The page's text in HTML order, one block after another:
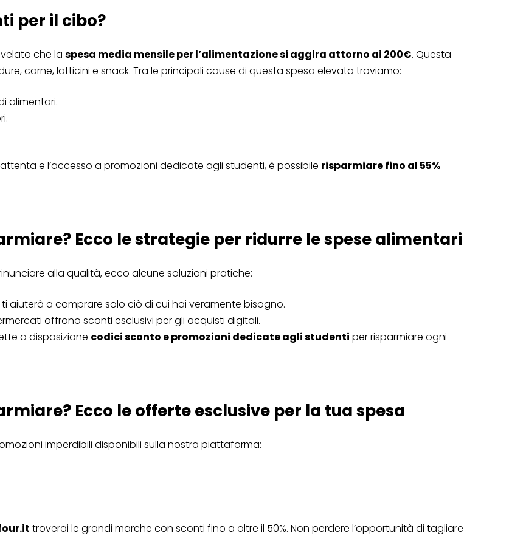
per il cibo?
che la spesa media mensile per l’alimentazione si aggira attorno ai 200€. Questa
carne, latticini e snack. Tra le principali cause di questa spesa elevata troviamo:
alimentari.
e l’accesso a promozioni dedicate agli studenti, è possibile risparmiare fino al 55%
Ecco le strategie per ridurre le spese alimentari
alla qualità, ecco alcune soluzioni pratiche:
aiuterà a comprare solo ciò di cui hai veramente bisogno.
offrono sconti esclusivi per gli acquisti digitali.
a disposizione codici sconto e promozioni dedicate agli studenti per risparmiare ogni
Ecco le offerte esclusive per la tua spesa
imperdibili disponibili sulla nostra piattaforma:
troverai le grandi marche con sconti fino a oltre il 50%. Non perdere l’opportunità di tagliare